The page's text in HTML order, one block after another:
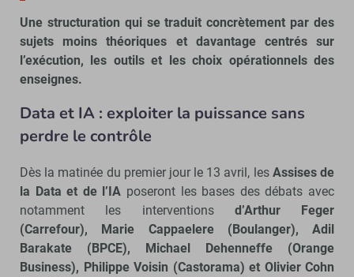
Une structuration qui se traduit concrètement par des
sujets moins théoriques et davantage centrés sur
l’exécution, les outils et les choix opérationnels des
enseignes.
Data et IA : exploiter la puissance sans
perdre le contrôle
Dès la matinée du premier jour le 13 avril, les Assises de
la Data et de l’IA poseront les bases des débats avec
notamment les interventions d’Arthur Feger
(Carrefour), Marie Cappaelere (Boulanger), Adil
Barakate (BPCE), Michael Dehenneffe (Orange
Business), Philippe Voisin (Castorama) et Olivier Cohn